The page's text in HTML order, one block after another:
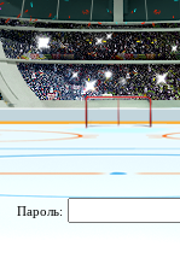
Пароль: